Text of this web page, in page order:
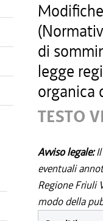
di
legge
organica
TESTO
Avviso legale:
eventuali
Regione Friuli
modo della